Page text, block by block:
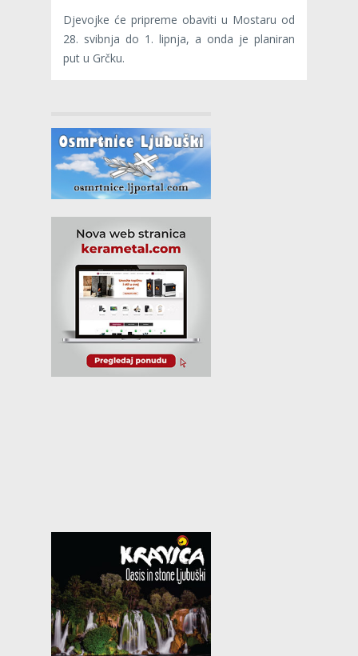
Djevojke će pripreme obaviti u Mostaru od
28. svibnja do 1. lipnja, a onda je planiran
put u Grčku.